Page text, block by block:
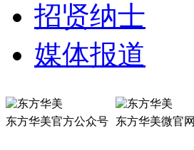
招贤纳士
媒体报道
东方华美官方公众号 东方华美微官网